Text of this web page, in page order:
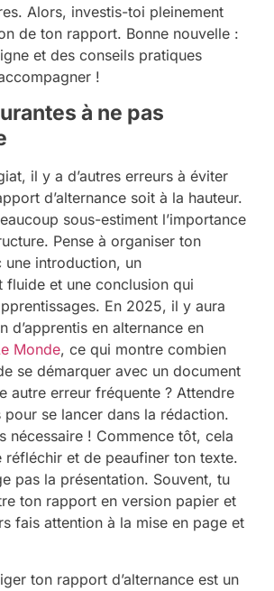
Alors, investis-toi pleinement
de ton rapport. Bonne nouvelle :
et des conseils pratiques
!
à ne pas
il y a d’autres erreurs à éviter
d’alternance soit à la hauteur.
sous-estiment l’importance
Pense à organiser ton
une introduction, un
fluide et une conclusion qui
En 2025, il y aura
d’apprentis en alternance en
Monde, ce qui montre combien
se démarquer avec un document
autre erreur fréquente ? Attendre
se lancer dans la rédaction.
nécessaire ! Commence tôt, cela
réfléchir et de peaufiner ton texte.
pas la présentation. Souvent, tu
ton rapport en version papier et
fais attention à la mise en page et
ton rapport d’alternance est un